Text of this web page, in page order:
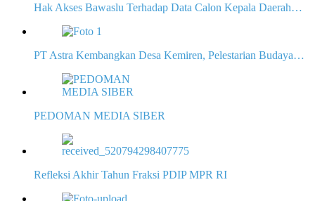
Hak Akses Bawaslu Terhadap Data Calon Kepala Daerah…
PT Astra Kembangkan Desa Kemiren, Pelestarian Budaya…
PEDOMAN MEDIA SIBER
Refleksi Akhir Tahun Fraksi PDIP MPR RI